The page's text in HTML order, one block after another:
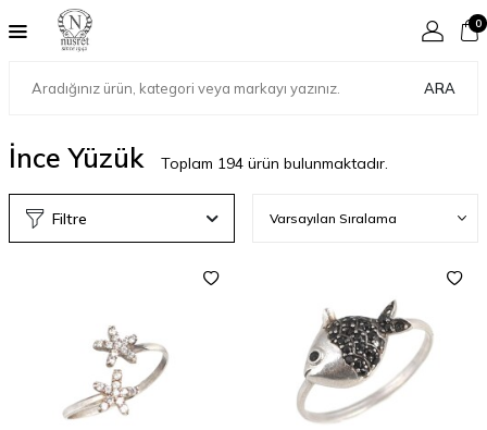
ARA
0
İnce Yüzük Toplam 194 ürün bulunmaktadır.
Filtre